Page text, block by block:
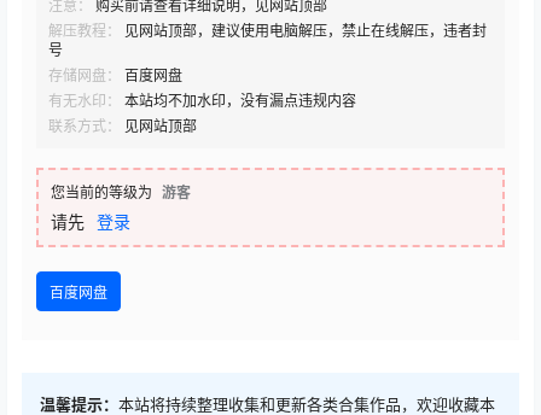
注意：
购买前请查看详细说明，见网站顶部
解压教程：
见网站顶部，建议使用电脑解压，禁止在线解压，违者封
号
存储网盘：
百度网盘
有无水印：
本站均不加水印，没有漏点违规内容
联系方式：
见网站顶部
您当前的等级为 游客
请先 登录
百度网盘
温馨提示： 本站将持续整理收集和更新各类合集作品，欢迎收藏本